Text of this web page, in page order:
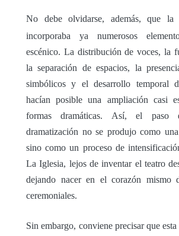
No debe olvidarse, además, que
incorporaba ya numerosos
escénico. La distribución de voces, la
la separación de espacios, la
simbólicos y el desarrollo temporal
hacían posible una ampliación casi
formas dramáticas. Así, el
dramatización no se produjo como
sino como un proceso de
La Iglesia, lejos de inventar el teatro
dejando nacer en el corazón mismo
ceremoniales.
Sin embargo, conviene precisar que